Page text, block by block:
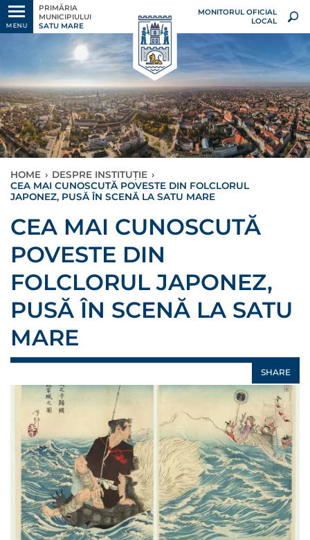
MENU
PRIMĂRIA
MUNICIPIULUI
SATU MARE
MONITORUL OFICIAL
LOCAL
HOME › DESPRE INSTITUȚIE ›
CEA MAI CUNOSCUTĂ POVESTE DIN FOLCLORUL
JAPONEZ, PUSĂ ÎN SCENĂ LA SATU MARE
CEA MAI CUNOSCUTĂ
POVESTE DIN
FOLCLORUL JAPONEZ,
PUSĂ ÎN SCENĂ LA SATU
MARE
SHARE